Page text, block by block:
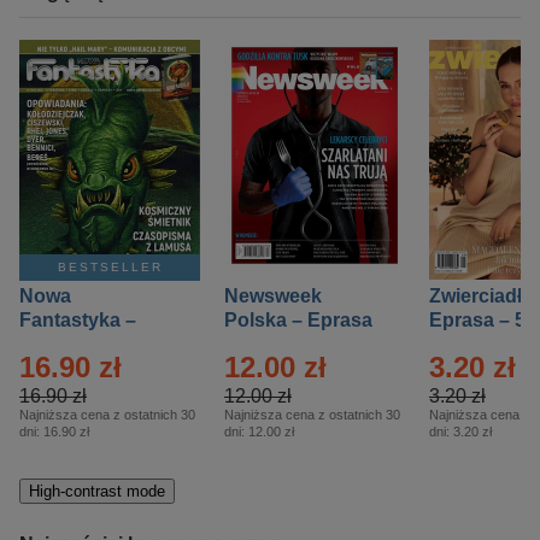
BESTSELLER
Nowa
Fantastyka –
16.90 zł
16.90 zł
Najniższa cena z ostatnich 30
dni: 16.90 zł
Newsweek
Polska – Eprasa
12.00 zł
12.00 zł
Najniższa cena z ostatnich 30
dni: 12.00 zł
Zwierciadło
Eprasa – 5/
3.20 zł
3.20 zł
Najniższa cena z
dni: 3.20 zł
High-contrast mode